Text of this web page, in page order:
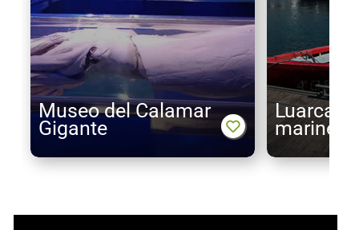
Museo del Calamar
Gigante
Luarca,
marinera